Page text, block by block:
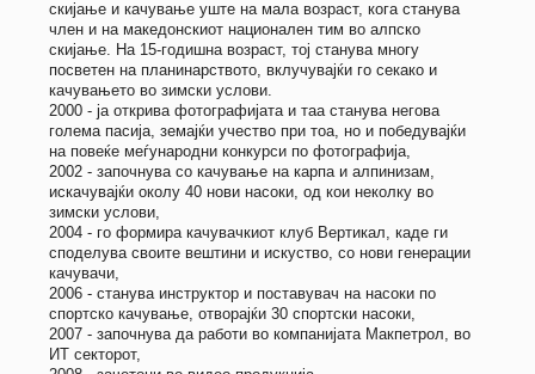
скијање и качување уште на мала возраст, кога станува
член и на македонскиот национален тим во алпско
скијање. На 15-годишна возраст, тој станува многу
посветен на планинарството, вклучувајќи го секако и
качувањето во зимски услови.
2000 - ја открива фотографијата и таа станува негова
голема пасија, земајќи учество при тоа, но и победувајќи
на повеќе меѓународни конкурси по фотографија,
2002 - започнува со качување на карпа и алпинизам,
искачувајќи околу 40 нови насоки, од кои неколку во
зимски услови,
2004 - го формира качувачкиот клуб Вертикал, каде ги
споделува своите вештини и искуство, со нови генерации
качувачи,
2006 - станува инструктор и поставувач на насоки по
спортско качување, отворајќи 30 спортски насоки,
2007 - започнува да работи во компанијата Макпетрол, во
ИТ секторот,